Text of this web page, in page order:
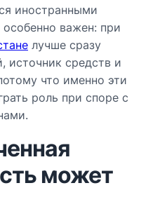
иностранными
важен: при
лучше сразу
источник средств и
что именно эти
роль при споре с
может